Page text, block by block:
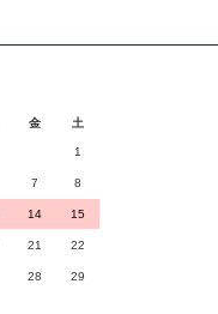
金 土
1
7 8
14 15
21 22
28 29